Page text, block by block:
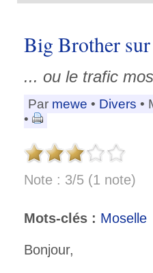
Big Brother
... ou le trafic
Par mewe • Divers •
•
Note : 3/5 (1 note)
Mots-clés : Moselle
Bonjour,